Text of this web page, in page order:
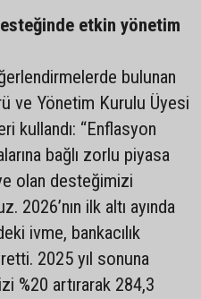
etkin yönetim
bulunan
ve Yönetim Kurulu Üyesi
kullandı: “Enflasyon
bağlı zorlu piyasa
olan desteğimizi
2026’nın ilk altı ayında
ivme, bankacılık
2025 yıl sonuna
%20 artırarak 284,3